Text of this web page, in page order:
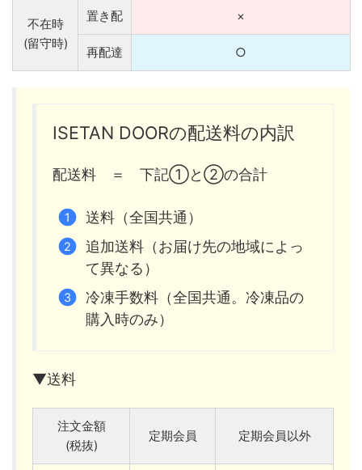
不在時
(留守時)
置き配 ×
再配達 ○
ISETAN DOORの配送料の内訳
配送料 ＝ 下記①と②の合計
送料（全国共通）
追加送料（お届け先の地域によっ
て異なる）
冷凍手数料（全国共通。冷凍品の
購入時のみ）
▼送料
注文金額
(税抜)
定期会員 定期会員以外